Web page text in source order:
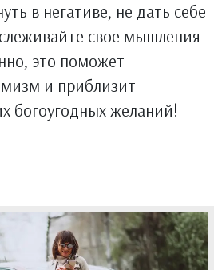
в негативе, не дать себе
свое мышления
это поможет
и приблизит
богоугодных желаний!